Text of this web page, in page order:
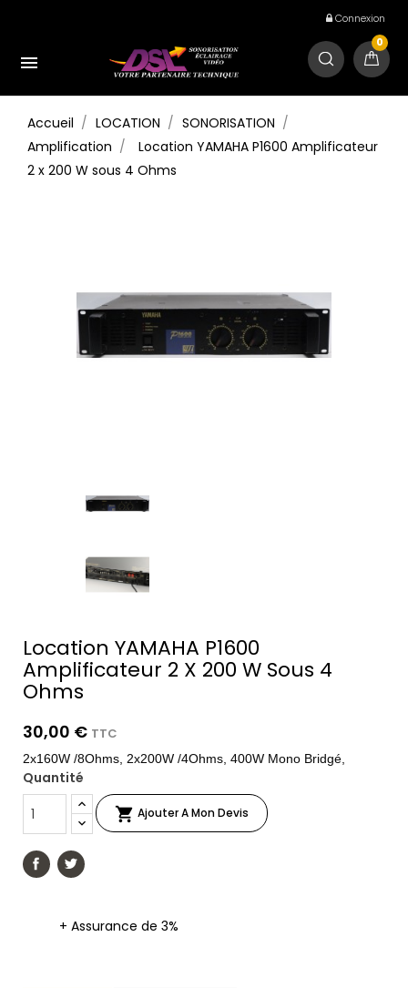
Connexion

0
Accueil LOCATION
SONORISATION
Amplification
Location YAMAHA P1600 Amplificateur
2 x 200 W sous 4 Ohms
Location YAMAHA P1600
Amplificateur 2 X 200 W Sous 4
Ohms
30,00 € TTC
2x160W /8Ohms, 2x200W /4Ohms, 400W Mono Bridgé,
Quantité
 Ajouter A Mon Devis
+ Assurance de 3%